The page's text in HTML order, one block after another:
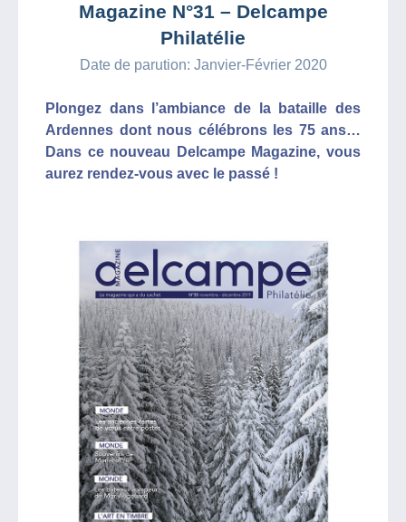
Magazine N°31 – Delcampe
Philatélie
Date de parution: Janvier-Février 2020
Plongez dans l’ambiance de la bataille des
Ardennes dont nous célébrons les 75 ans…
Dans ce nouveau Delcampe Magazine, vous
aurez rendez-vous avec le passé !